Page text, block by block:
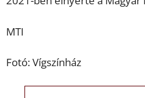
MTI
Fotó: Vígszínház